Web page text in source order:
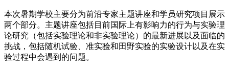
本次暑期学校主要分为前沿专家主题讲座和学员研究项目展示
两个部分。主题讲座包括目前国际上有影响力的行为与实验理
论研究（包括实验理论和非实验理论）的最新进展以及面临的
挑战，包括随机试验、准实验和田野实验的实验设计以及在实
验过程中会遇到的问题。